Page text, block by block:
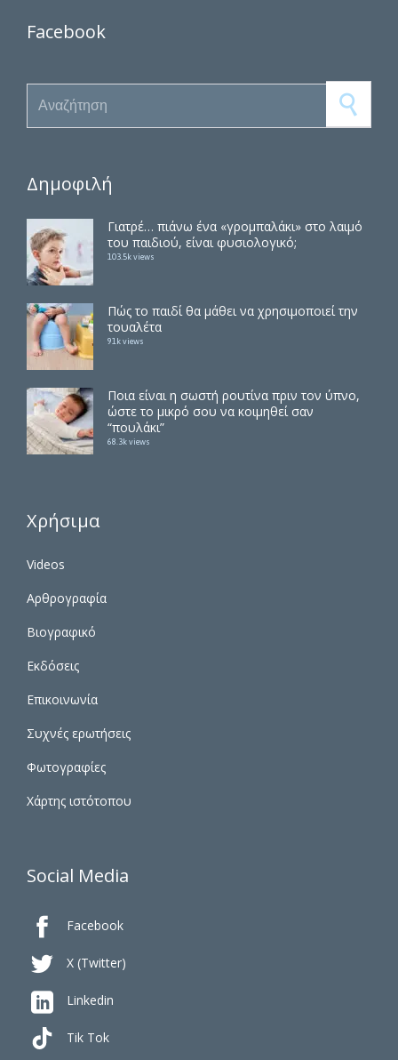
Facebook
Search for:
Δημοφιλή
Γιατρέ… πιάνω ένα «γρομπαλάκι» στο λαιμό
του παιδιού, είναι φυσιολογικό;
103.5k views
Πώς το παιδί θα μάθει να χρησιμοποιεί την
τουαλέτα
91k views
Ποια είναι η σωστή ρουτίνα πριν τον ύπνο,
ώστε το μικρό σου να κοιμηθεί σαν
“πουλάκι”
68.3k views
Χρήσιμα
Videos
Αρθρογραφία
Βιογραφικό
Εκδόσεις
Επικοινωνία
Συχνές ερωτήσεις
Φωτογραφίες
Χάρτης ιστότοπου
Social Media
 Facebook
 X (Twitter)
 Linkedin
Tik Tok